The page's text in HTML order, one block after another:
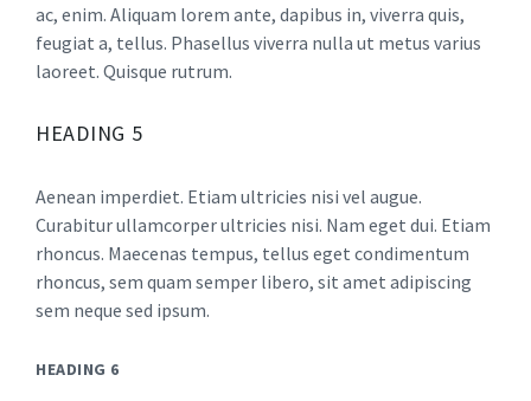
ac, enim. Aliquam lorem ante, dapibus in, viverra quis,
feugiat a, tellus. Phasellus viverra nulla ut metus varius
laoreet. Quisque rutrum.
HEADING 5
Aenean imperdiet. Etiam ultricies nisi vel augue.
Curabitur ullamcorper ultricies nisi. Nam eget dui. Etiam
rhoncus. Maecenas tempus, tellus eget condimentum
rhoncus, sem quam semper libero, sit amet adipiscing
sem neque sed ipsum.
HEADING 6